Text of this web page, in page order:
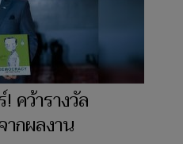
คว้ารางวัล
ากผลงาน